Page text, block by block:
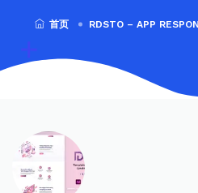
首页 RDSTO – APP